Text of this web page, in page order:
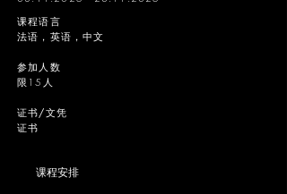
课程语言
法语，英语，中文
参加人数
限15人
证书/文凭
证书
课程安排